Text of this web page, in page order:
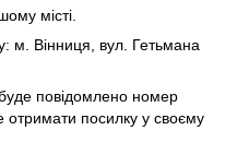
місті.
м. Вінниця, вул. Гетьмана
повідомлено номер
отримати посилку у своєму